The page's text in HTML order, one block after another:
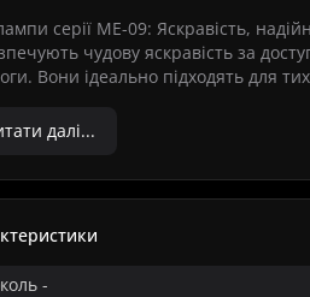
серії ME-09: Яскравість,
чудову яскравість за
Вони ідеально підходять для
далі...
-